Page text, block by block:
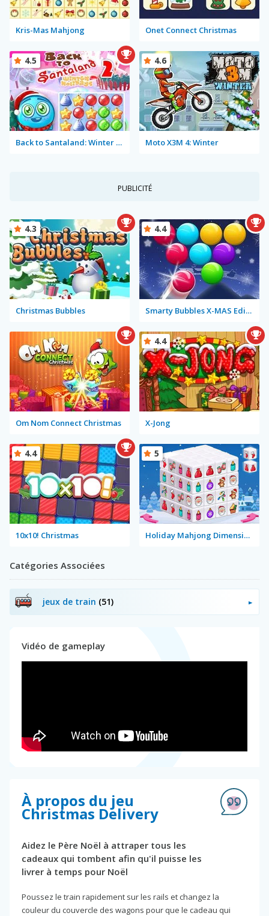
Kris-Mas Mahjong Onet Connect Christmas
Back to Santaland: Winter Holidays
4.5
Moto X3M 4: Winter
4.6
PUBLICITÉ
Christmas Bubbles
4.3
Smarty Bubbles X-MAS Edition
4.4
Om Nom Connect Christmas X-Jong
4.4
10x10! Christmas
4.4
Holiday Mahjong Dimensions
5
Catégories Associées
jeux de train (51)
Vidéo de gameplay
À propos du jeu
Christmas Delivery
Aidez le Père Noël à attraper tous les
cadeaux qui tombent afin qu'il puisse les
livrer à temps pour Noël
Poussez le train rapidement sur les rails et changez la
couleur du couvercle des wagons pour que le cadeau qui